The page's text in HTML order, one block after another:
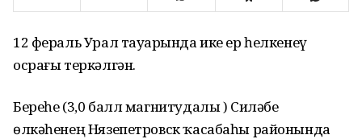
12 фераль Урал тауҙарында ике ер һелкенеү
осрағы теркәлгән.
Береһе (3,0 балл магнитудалы ) Силәбе
өлкәһенең Нязепетровск ҡасабаһы районында